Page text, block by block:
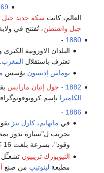
العالم، كانت سكة حديد جبل
جبل واشنطن، تُفتتح في
1880
-
البلدان الاوروبية
تعترف باستقلال المغرب
توماس إديسون يؤسس
1882
- جول إتيان مارايس
الكاميرا بإسم
1886
-
في مانهايم، كارل بنز
تجريب ل"سيارة تدور
وقود"، بسرعة بلغت 16 كم/س.
النيويورك تريبيون تشغـِّل
مطبعة لينوتيپ من صنع